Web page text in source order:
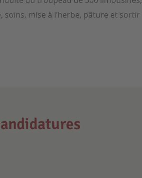
soins, mise à l’herbe, pâture et sortir